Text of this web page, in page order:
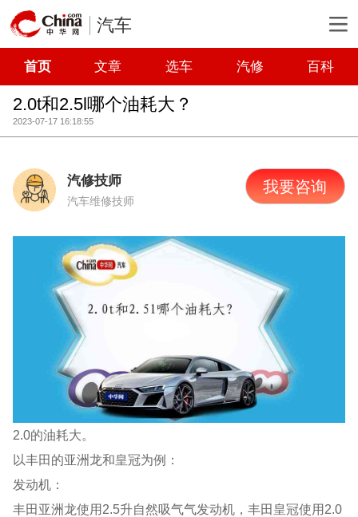
汽车
首页 文章 选车 汽修 百科
2.0t和2.5l哪个油耗大？
2023-07-17 16:18:55
汽修技师
汽车维修技师
我要咨询
2.0的油耗大。
以丰田的亚洲龙和皇冠为例：
发动机：
丰田亚洲龙使用2.5升自然吸气气发动机，丰田皇冠使用2.0